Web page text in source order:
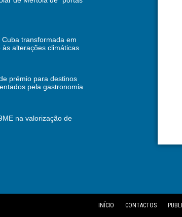
transformada em
alterações climáticas
prémio para destinos
pela gastronomia
na valorização de
INÍCIO CONTACTOS